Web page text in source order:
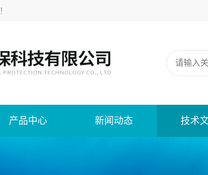
！
产品中心 新闻动态 技术